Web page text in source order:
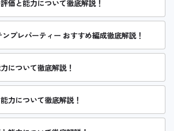
価と能力について徹底解説！
プレパーティー おすすめ編成徹底解説！
について徹底解説！
力について徹底解説！